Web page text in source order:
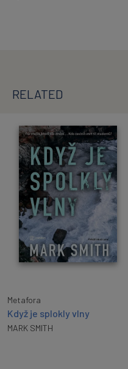
RELATED
Metafora
Když je splokly vlny
MARK SMITH